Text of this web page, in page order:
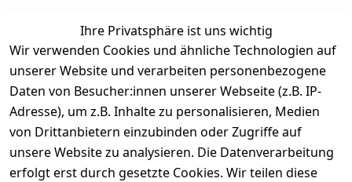
Ihre Privatsphäre ist uns wichtig
Wir verwenden Cookies und ähnliche Technologien auf
unserer Website und verarbeiten personenbezogene
Daten von Besucher:innen unserer Webseite (z.B. IP-
Adresse), um z.B. Inhalte zu personalisieren, Medien
von Drittanbietern einzubinden oder Zugriffe auf
unsere Website zu analysieren. Die Datenverarbeitung
erfolgt erst durch gesetzte Cookies. Wir teilen diese
Rechtliches
AGB
Services
Kontakt